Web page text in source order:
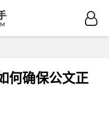
何确保公文正